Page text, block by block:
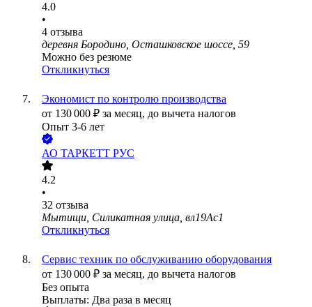
4.0
•
4 отзыва
деревня Бородино, Осташковское шоссе, 59
Можно без резюме
Откликнуться
Экономист по контролю производства
от 130 000 ₽ за месяц, до вычета налогов
Опыт 3-6 лет
АО ТАРКЕТТ РУС
4.2
•
32 отзыва
Мытищи, Силикатная улица, вл19Ас1
Откликнуться
Сервис техник по обслуживанию оборудования
от 130 000 ₽ за месяц, до вычета налогов
Без опыта
Выплаты: Два раза в месяц